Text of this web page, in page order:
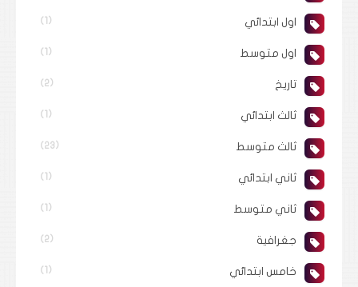
اول ابتدائي (1)
اول متوسط (1)
تاريخ (2)
ثالث ابتدائي (1)
ثالث متوسط (23)
ثاني ابتدائي (1)
ثاني متوسط (1)
جغرافية (2)
خامس ابتدائي (1)